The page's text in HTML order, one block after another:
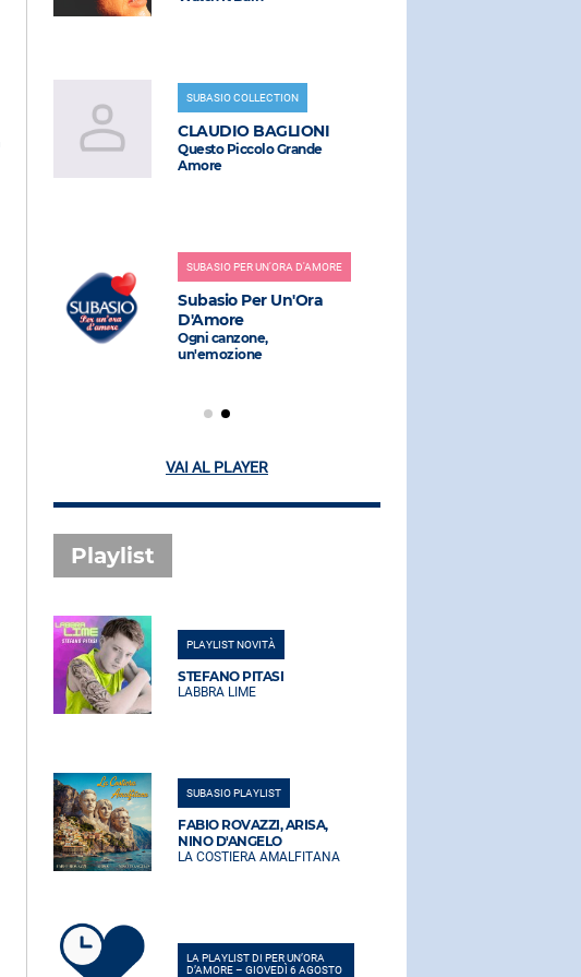
SUBASIO COLLECTION
CLAUDIO BAGLIONI
Questo Piccolo Grande
Amore
SUBASIO PER UN'ORA D'AMORE
Subasio Per Un'Ora
D'Amore
Ogni canzone,
un'emozione
VAI AL PLAYER
Playlist
PLAYLIST NOVITÀ
STEFANO PITASI
LABBRA LIME
SUBASIO PLAYLIST
FABIO ROVAZZI, ARISA,
NINO D'ANGELO
LA COSTIERA AMALFITANA
LA PLAYLIST DI PER UN’ORA
D’AMORE – GIOVEDÌ 6 AGOSTO